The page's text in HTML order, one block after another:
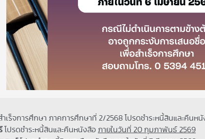
จการศึกษา ภาคการศึกษาที่ 2/2568 โปรดชำระหนี้สินและคืนหนั
โปรดชำระหนี้สินและคืนหนังสือ ภายในวันที่ 20 กุมภาพันธ์ 2569